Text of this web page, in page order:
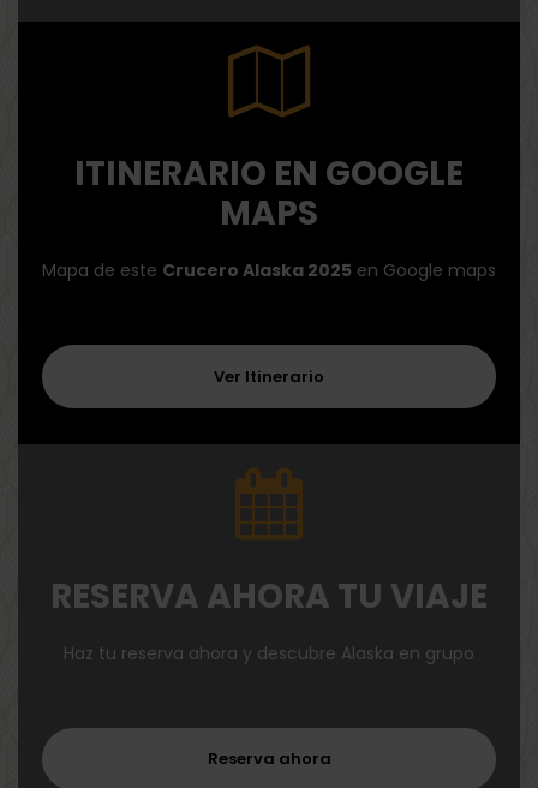
ITINERARIO EN GOOGLE
MAPS
Mapa de este Crucero Alaska 2025 en Google maps
Ver Itinerario
RESERVA AHORA TU VIAJE
Haz tu reserva ahora y descubre Alaska en grupo
Reserva ahora